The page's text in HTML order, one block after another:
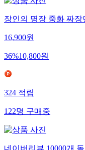
장인의 명장 중화 짜장
16,900원
36%10,800원
324적립
122명구매중